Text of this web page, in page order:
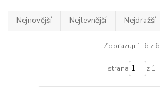
Nejnovější Nejlevnější Nejdražší
Zobrazuji 1-6 z 6
strana z 1